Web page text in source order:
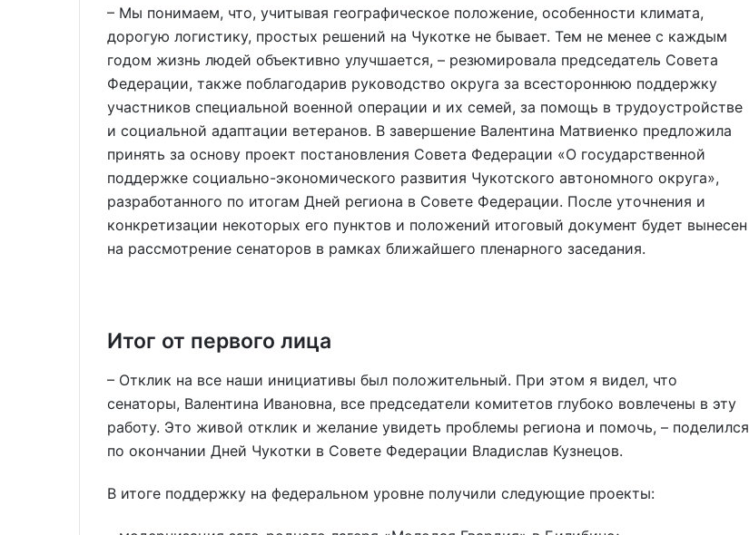
– Мы понимаем, что, учитывая географическое положение, особенности климата,
дорогую логистику, простых решений на Чукотке не бывает. Тем не менее с каждым
годом жизнь людей объективно улучшается, – резюмировала председатель Совета
Федерации, также поблагодарив руководство округа за всестороннюю поддержку
участников специальной военной операции и их семей, за помощь в трудоустройстве
и социальной адаптации ветеранов. В завершение Валентина Матвиенко предложила
принять за основу проект постановления Совета Федерации «О государственной
поддержке социально-экономического развития Чукотского автономного округа»,
разработанного по итогам Дней региона в Совете Федерации. После уточнения и
конкретизации некоторых его пунктов и положений итоговый документ будет вынесен
на рассмотрение сенаторов в рамках ближайшего пленарного заседания.
Итог от первого лица
– Отклик на все наши инициативы был положительный. При этом я видел, что
сенаторы, Валентина Ивановна, все председатели комитетов глубоко вовлечены в эту
работу. Это живой отклик и желание увидеть проблемы региона и помочь, – поделился
по окончании Дней Чукотки в Совете Федерации Владислав Кузнецов.
В итоге поддержку на федеральном уровне получили следующие проекты: